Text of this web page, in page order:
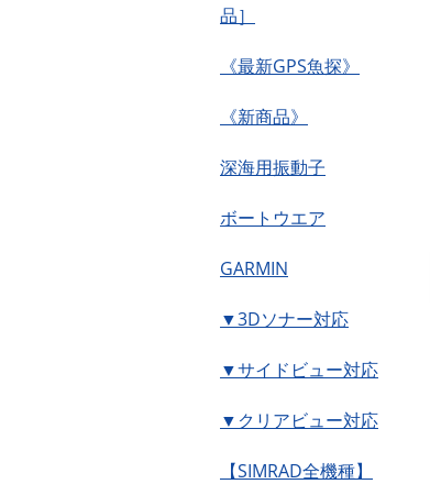
品］
《最新GPS魚探》
《新商品》
深海用振動子
ボートウエア
GARMIN
▼3Dソナー対応
▼サイドビュー対応
▼クリアビュー対応
【SIMRAD全機種】